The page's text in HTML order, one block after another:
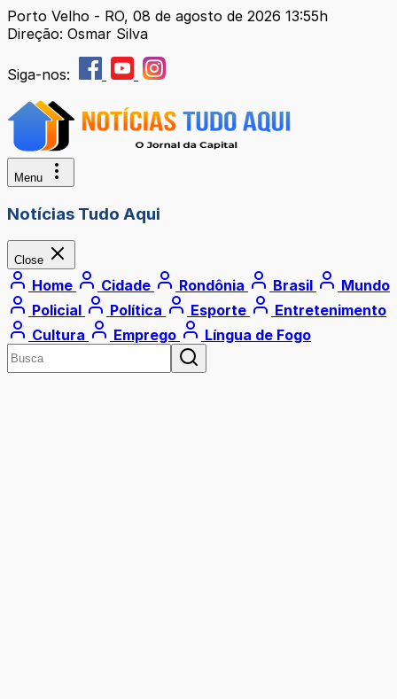
Porto Velho - RO, 08 de agosto de 2026 13:55h
Direção: Osmar Silva
Siga-nos:
Menu
Notícias Tudo Aqui
Close
Home Cidade Rondônia Brasil
Mundo
Policial
Política Esporte
Entretenimento
Cultura
Emprego Língua de Fogo